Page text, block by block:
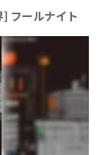
Node.js
る便利技
Cloud
フールナイト